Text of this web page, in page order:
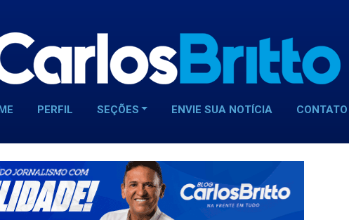
PERFIL SEÇÕES ENVIE SUA NOTÍCIA CONTATO